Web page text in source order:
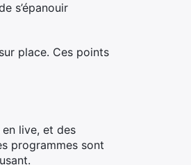
s’épanouir
place. Ces points
live, et des
programmes sont